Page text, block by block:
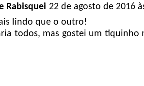
Rabisquei 22 de agosto de 2016
lindo que o outro!
todos, mas gostei um tiquinho